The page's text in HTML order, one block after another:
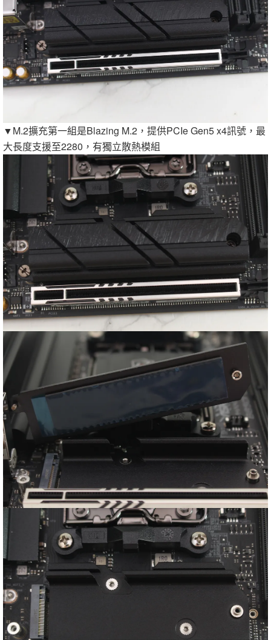
▼M.2擴充第一組是Blazing M.2，提供PCIe Gen5 x4訊號，最
大長度支援至2280，有獨立散熱模組